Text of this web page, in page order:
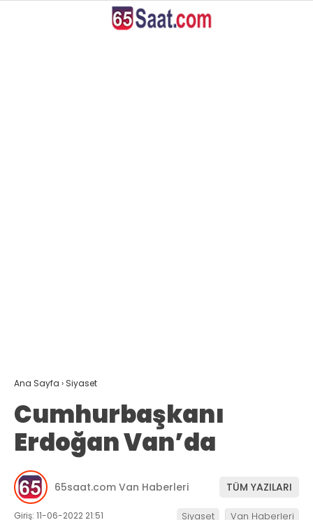
WhatsApp İhbar
Hattı
Facebook
22°
Ana Sayfa › Siyaset
Cumhurbaşkanı
Erdoğan Van’da
65saat.com Van Haberleri TÜM YAZILARI
Giriş: 11-06-2022 21:51
Siyaset Van Haberleri